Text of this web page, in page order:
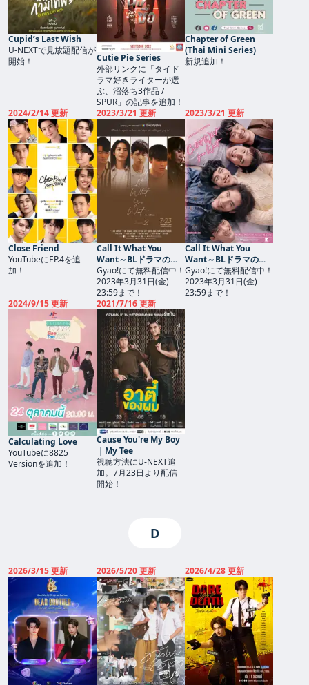
Cupid’s Last Wish
U-NEXTで見放題配信が
開始！
Cutie Pie Series
外部リンクに「タイド
ラマ好きライターが選
ぶ、沼落ち3作品 /
SPUR」の記事を追加！
Chapter of Green
(Thai Mini Series)
新規追加！
2024/2/14 更新
Close Friend
YouTubeにEP.4を追
加！
2023/3/21 更新
Call It What You
Want～BLドラマの作
り方～ Season2
Gyao!にて無料配信中！
2023年3月31日(金)
23:59まで！
2023/3/21 更新
Call It What You
Want～BLドラマの作
り方～
Gyao!にて無料配信中！
2023年3月31日(金)
23:59まで！
2024/9/15 更新
Calculating Love
YouTubeに8825
Versionを追加！
2021/7/16 更新
Cause You're My Boy
｜My Tee
視聴方法にU-NEXT追
加。7月23日より配信
開始！
D
2026/3/15 更新 2026/5/20 更新 2026/4/28 更新